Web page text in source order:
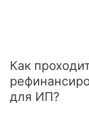
Как
для ИП?